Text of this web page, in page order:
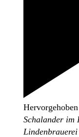
Hervorgehoben
Schalander im
Lindenbrauerei